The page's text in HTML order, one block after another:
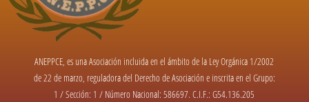
ANEPPCE, es una Asociación incluida en el ámbito de la Ley Orgánica 1/2002
de 22 de marzo, reguladora del Derecho de Asociación e inscrita en el Grupo:
1 / Sección: 1 / Número Nacional: 586697. C.I.F.: G54.136.205